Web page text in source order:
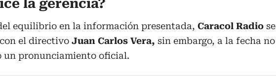
la gerencia?
equilibrio en la información presentada, Caracol Radio se
el directivo Juan Carlos Vera, sin embargo, a la fecha no
un pronunciamiento oficial.